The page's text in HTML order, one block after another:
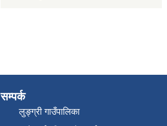
सम्पर्क
लुङ्ग्री गाउँपालिका